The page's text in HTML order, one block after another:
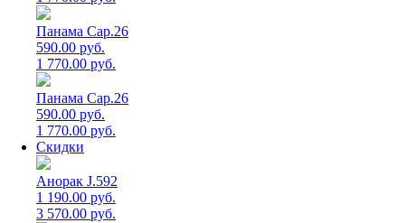
Панама Cap.26
590.00 руб.
1 770.00 руб.
Панама Cap.26
590.00 руб.
1 770.00 руб.
Скидки
Анорак J.592
1 190.00 руб.
3 570.00 руб.